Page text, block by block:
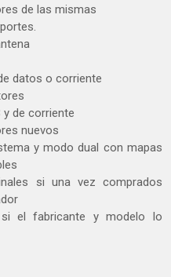
de las mismas
datos o corriente
y de corriente
nuevos
y modo dual con mapas
si una vez comprados
si el fabricante y modelo lo